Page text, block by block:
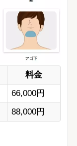
料金
66,000円
88,000円